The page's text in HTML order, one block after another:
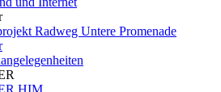
Radweg Untere Promenade
HIM